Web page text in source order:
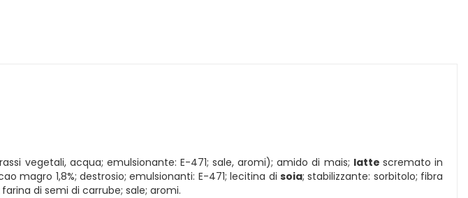
vegetali, acqua; emulsionante: E-471; sale, aromi); amido di mais; latte scremato in
magro 1,8%; destrosio; emulsionanti: E-471; lecitina di soia; stabilizzante: sorbitolo; fibra
di semi di carrube; sale; aromi.